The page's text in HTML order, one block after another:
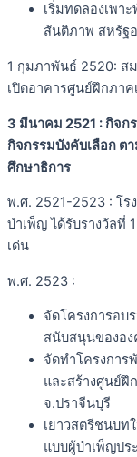
เริ่มทดลองเพา
สันติภาพ สหรัฐ
1 กุมภาพันธ์ 2520: ส
เปิดอาคารศูนย์ฝึกภาค
3 มีนาคม 2521 : กิจก
กิจกรรมบังคับเลือก ต
ศึกษาธิการ
พ.ศ. 2521-2523 : โร
บำเพ็ญ ได้รับรางวัลที่
เด่น
พ.ศ. 2523 :
จัดโครงการอบ
สนับสนุนขององ
จัดทำโครงกา
และสร้างศูนย์ฝึ
จ.ปราจีนบุรี
เยาวสตรีชนบท
แบบผู้บำเพ็ญปร